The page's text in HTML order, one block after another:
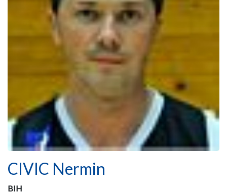
CIVIC Nermin
BIH